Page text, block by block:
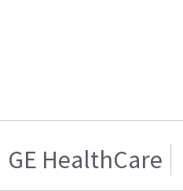
GE HealthCare